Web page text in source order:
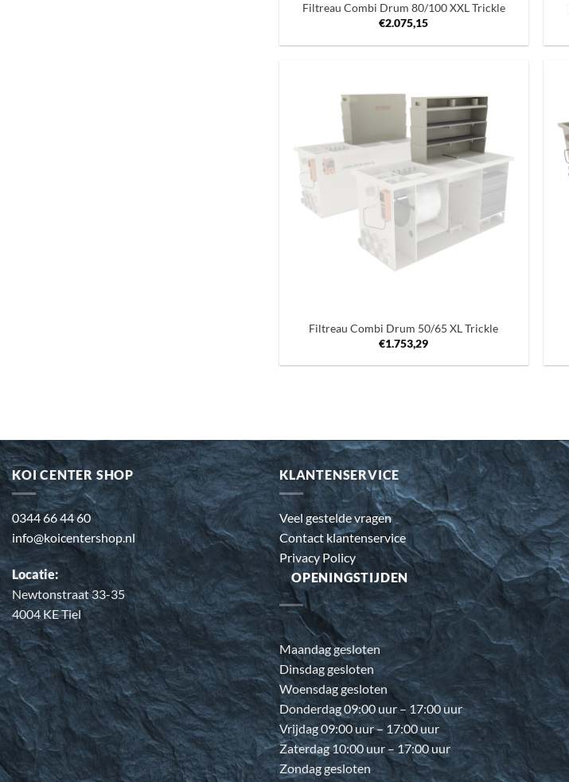
Filtreau Combi Drum 80/100 XXL Trickle
€2.075,15
Toevoegen
aan
verlanglijst
Filtreau Combi Drum 50/65 XL Trickle
€1.753,29
KOI CENTER SHOP
0344 66 44 60
info@koicentershop.nl
Locatie:
Newtonstraat 33-35
4004 KE Tiel
KLANTENSERVICE
Veel gestelde vragen
Contact klantenservice
Privacy Policy
OPENINGSTIJDEN
Maandag gesloten
Dinsdag gesloten
Woensdag gesloten
Donderdag 09:00 uur – 17:00 uur
Vrijdag 09:00 uur – 17:00 uur
Zaterdag 10:00 uur – 17:00 uur
Zondag gesloten